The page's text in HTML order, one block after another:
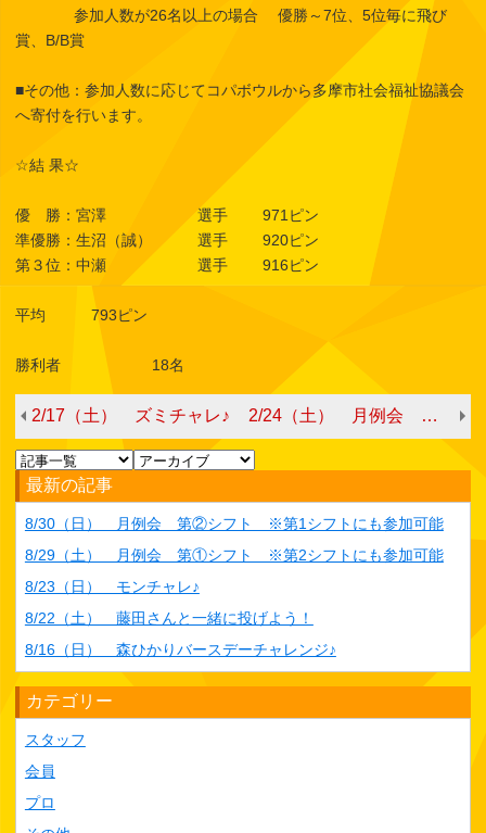
参加人数が26名以上の場合 優勝～7位、5位毎に飛び
賞、B/B賞
■その他：参加人数に応じてコパボウルから多摩市社会福祉協議会
へ寄付を行います。
☆結 果☆
優 勝：宮澤 選手 971ピン
準優勝：生沼（誠） 選手 920ピン
第３位：中瀬 選手 916ピン
平均 793ピン
勝利者 18名
2/17（土） ズミチャレ♪ 2/24（土） 月例会 第①シフト ※第2シフトにも参加可能
最新の記事
8/30（日） 月例会 第②シフト ※第1シフトにも参加可能
8/29（土） 月例会 第①シフト ※第2シフトにも参加可能
8/23（日） モンチャレ♪
8/22（土） 藤田さんと一緒に投げよう！
8/16（日） 森ひかりバースデーチャレンジ♪
カテゴリー
スタッフ
会員
プロ